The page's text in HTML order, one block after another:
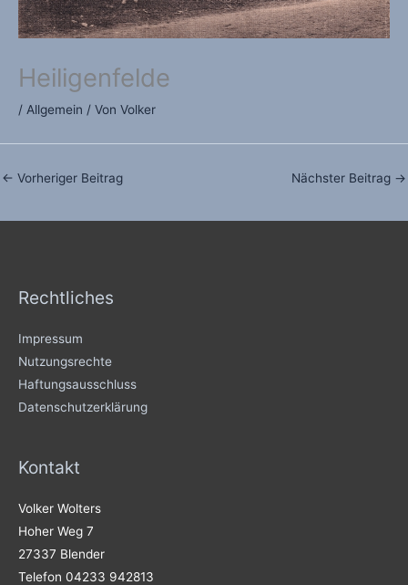
Heiligenfelde
/ Allgemein / Von Volker
← Vorheriger Beitrag Nächster Beitrag →
Rechtliches
Impressum
Nutzungsrechte
Haftungsausschluss
Datenschutzerklärung
Kontakt
Volker Wolters
Hoher Weg 7
27337 Blender
Telefon 04233 942813